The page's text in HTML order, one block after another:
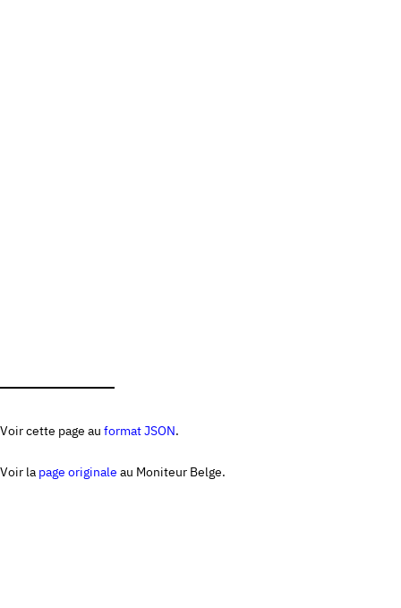
Voir cette page au format JSON.
Voir la page originale au Moniteur Belge.